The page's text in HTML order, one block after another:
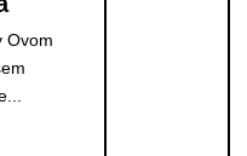
Ovom